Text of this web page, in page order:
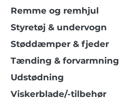
Remme og remhjul
Styretøj & undervogn
Støddæmper & fjeder
Tænding & forvarmning
Udstødning
Viskerblade/-tilbehør